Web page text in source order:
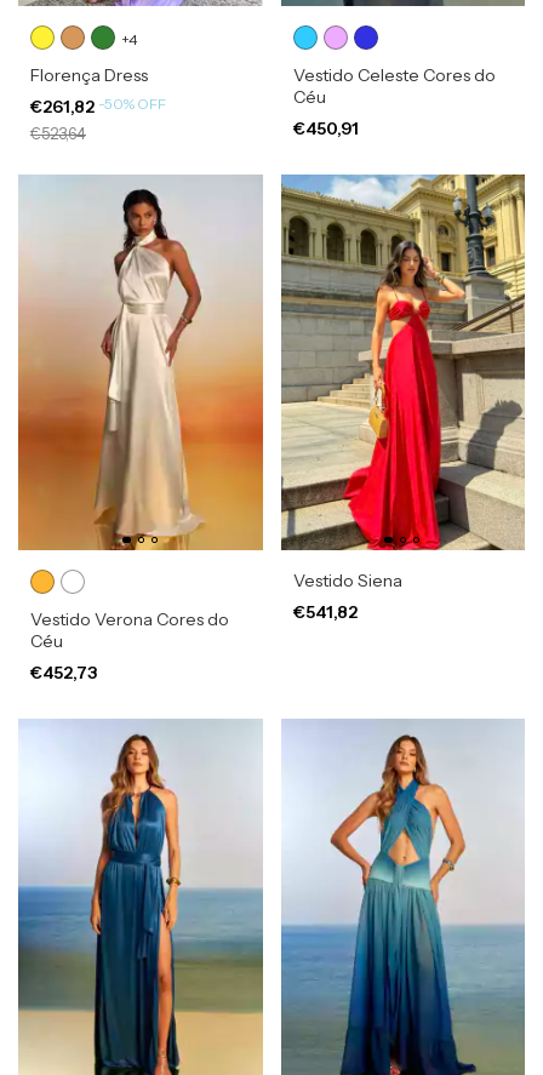
+4
Florença Dress
€261,82 -50% OFF
€523,64
Vestido Celeste Cores do
Céu
€450,91
Vestido Verona Cores do
Céu
€452,73
Vestido Siena
€541,82